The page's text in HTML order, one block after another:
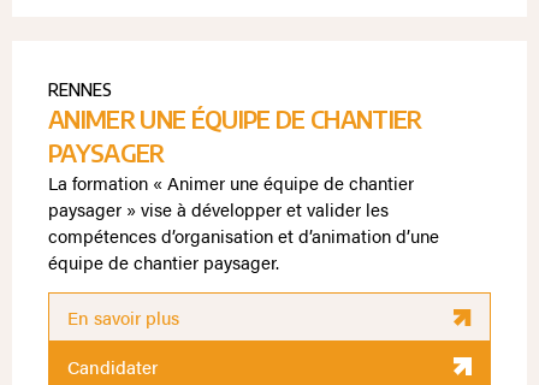
RENNES
ANIMER UNE ÉQUIPE DE CHANTIER
PAYSAGER
La formation « Animer une équipe de chantier
paysager » vise à développer et valider les
compétences d’organisation et d’animation d’une
équipe de chantier paysager.
En savoir plus
Candidater